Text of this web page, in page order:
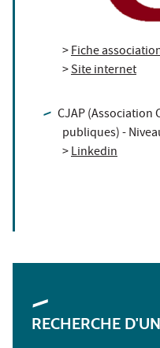
>Fiche
>Site internet
CJAP
publiques) -
>Linkedin
RECHERCHE